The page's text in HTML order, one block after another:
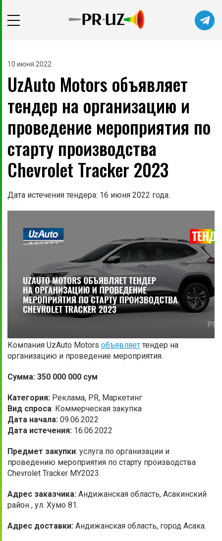
10 июня 2022
UzAuto Motors объявляет
тендер на организацию и
проведение мероприятия по
старту производства
Chevrolet Tracker 2023
Дата истечения тендера: 16 июня 2022 года.
Компания UzAuto Motors объявляет тендер на
организацию и проведение мероприятия.
Сумма: 350 000 000 сум
Категория: Реклама, PR, Маркетинг
Вид спроса: Коммерческая закупка
Дата начала: 09.06.2022
Дата истечения: 16.06.2022
Предмет закупки: услуга по организации и
проведению мероприятия по старту производства
Chevrolet Tracker MY2023.
Адрес заказчика: Андижанская область, Асакинский
район , ул. Хумо 81.
Адрес доставки: Андижанская область, город Асака.